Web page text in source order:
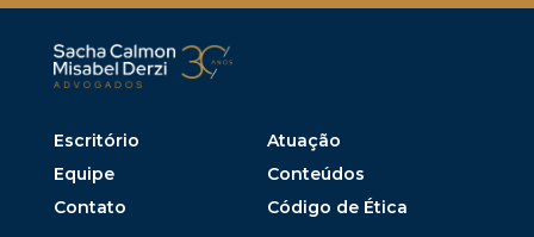
Escritório
Atuação
Equipe
Conteúdos
Contato
Código de Ética